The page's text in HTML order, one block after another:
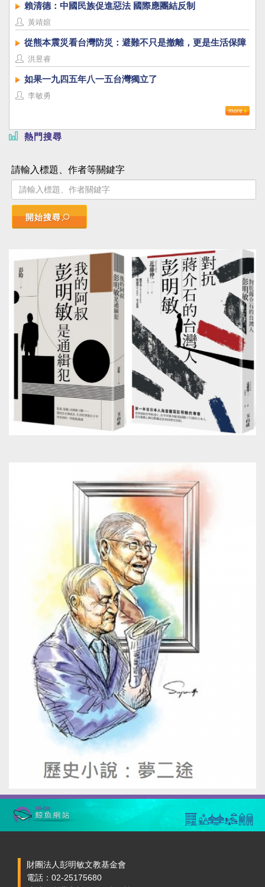
賴清德：中國民族促進惡法 國際應團結反制
黃靖媗
從熊本震災看台灣防災：避難不只是撤離，更是生活保障
洪昱睿
如果一九四五年八一五台灣獨立了
李敏勇
熱門搜尋
請輸入標題、作者等關鍵字
開始搜尋
財團法人彭明敏文教基金會
電話：02-25175680